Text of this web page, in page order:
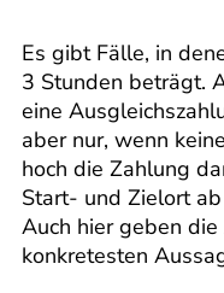
Es gibt Fälle, in
3 Stunden beträgt.
eine
aber nur, wenn
hoch die Zahlung
Start- und Zielort
Auch hier geben
konkretesten